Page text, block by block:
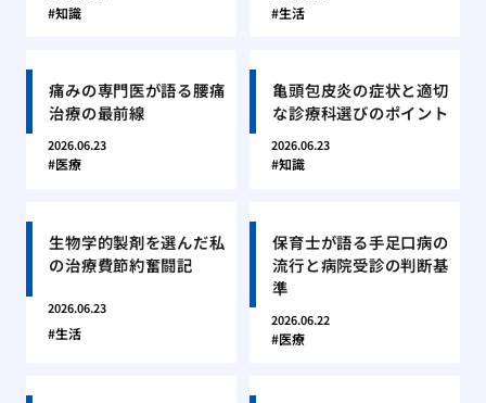
知識 生活
痛みの専門医が語る腰痛
治療の最前線
2026.06.23
医療
亀頭包皮炎の症状と適切
な診療科選びのポイント
2026.06.23
知識
生物学的製剤を選んだ私
の治療費節約奮闘記
2026.06.23
生活
保育士が語る手足口病の
流行と病院受診の判断基
準
2026.06.22
医療